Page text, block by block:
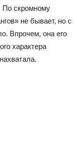
По скромному
не бывает, но с
Впрочем, она его
характера